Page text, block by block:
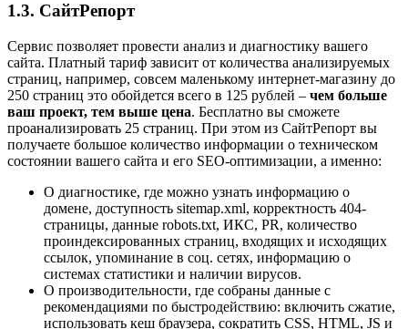
1.3. СайтРепорт
Сервис позволяет провести анализ и диагностику вашего
сайта. Платный тариф зависит от количества анализируемых
страниц, например, совсем маленькому интернет-магазину до
250 страниц это обойдется всего в 125 рублей – чем больше
ваш проект, тем выше цена. Бесплатно вы сможете
проанализировать 25 страниц. При этом из СайтРепорт вы
получаете большое количество информации о техническом
состоянии вашего сайта и его SEO-оптимизации, а именно:
О диагностике, где можно узнать информацию о
домене, доступность sitemap.xml, корректность 404-
страницы, данные robots.txt, ИКС, PR, количество
проиндексированных страниц, входящих и исходящих
ссылок, упоминание в соц. сетях, информацию о
системах статистики и наличии вирусов.
О производительности, где собраны данные с
рекомендациями по быстродействию: включить сжатие,
использовать кеш браузера, сократить CSS, HTML, JS и